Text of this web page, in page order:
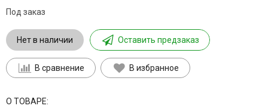
Под заказ
Нет в наличии Оставить предзаказ
В сравнение В избранное
О ТОВАРЕ: